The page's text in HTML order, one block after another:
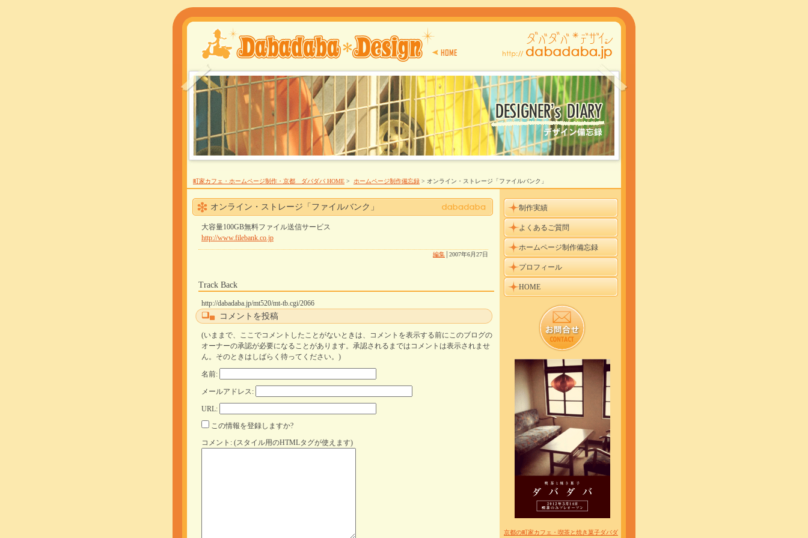
町家カフェ・ホームページ制作・京都 ダバダバ HOME > ホームページ制作備忘録 > オンライン・ストレージ「ファイルバンク」
オンライン・ストレージ「ファイルバンク」
大容量100GB無料ファイル送信サービス
http://www.filebank.co.jp
編集 2007年6月27日
Track Back
http://dabadaba.jp/mt520/mt-tb.cgi/2066
コメントを投稿
(いままで、ここでコメントしたことがないときは、コメントを表示する前にこのブログの
オーナーの承認が必要になることがあります。承認されるまではコメントは表示されませ
ん。そのときはしばらく待ってください。)
名前:
メールアドレス:
URL:
この情報を登録しますか?
コメント: (スタイル用のHTMLタグが使えます)
制作実績
よくあるご質問
ホームページ制作備忘録
プロフィール
HOME
京都の町家カフェ・喫茶と焼き菓子ダバダ